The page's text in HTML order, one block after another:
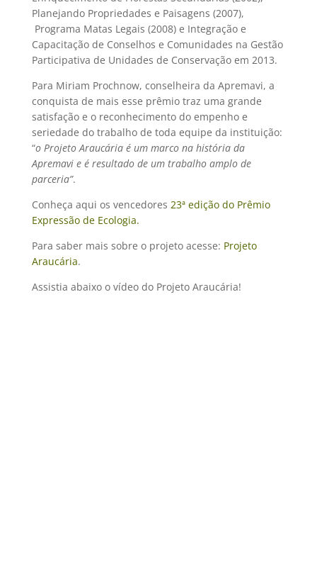
Planejando Propriedades e Paisagens (2007),
Programa Matas Legais (2008) e Integração e
Capacitação de Conselhos e Comunidades na Gestão
Participativa de Unidades de Conservação em 2013.
Para Miriam Prochnow, conselheira da Apremavi, a
conquista de mais esse prêmio traz uma grande
satisfação e o reconhecimento do empenho e
seriedade do trabalho de toda equipe da instituição:
“o Projeto Araucária é um marco na história da
Apremavi e é resultado de um trabalho amplo de
parceria”.
Conheça aqui os vencedores 23ª edição do Prêmio
Expressão de Ecologia.
Para saber mais sobre o projeto acesse: Projeto
Araucária.
Assistia abaixo o vídeo do Projeto Araucária!